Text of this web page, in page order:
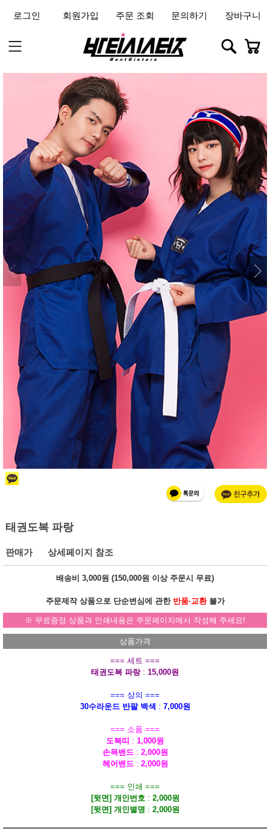
로그인 회원가입 주문 조회 문의하기 장바구니
태권도복 파랑
판매가 상세페이지 참조
배송비 3,000원 (150,000원 이상 주문시 무료)
주문제작 상품으로 단순변심에 관한 반품·교환불가
※ 무료증정 상품과 인쇄내용은 주문페이지에서 작성해 주세요!
상품가격
=== 세트 ===
태권도복 파랑: 15,000원
=== 상의 ===
30수라운드 반팔 백색 : 7,000원
=== 소품 ===
도복띠 : 1,000원
손목밴드: 2,000원
헤어밴드: 2,000원
=== 인쇄 ===
[뒷면] 개인번호: 2,000원
[뒷면] 개인별명 : 2,000원